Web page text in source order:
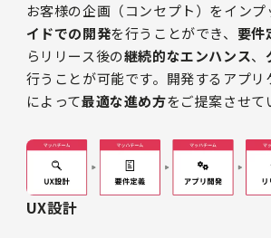
お客様の企画（コンセプト）をインプ
イドでの開発を行うことができ、 要件
らリリース後の継続的なエンハンス、
行うことが可能です。開発するアプリ
によって最適な進め方をご提案させて
UX設計